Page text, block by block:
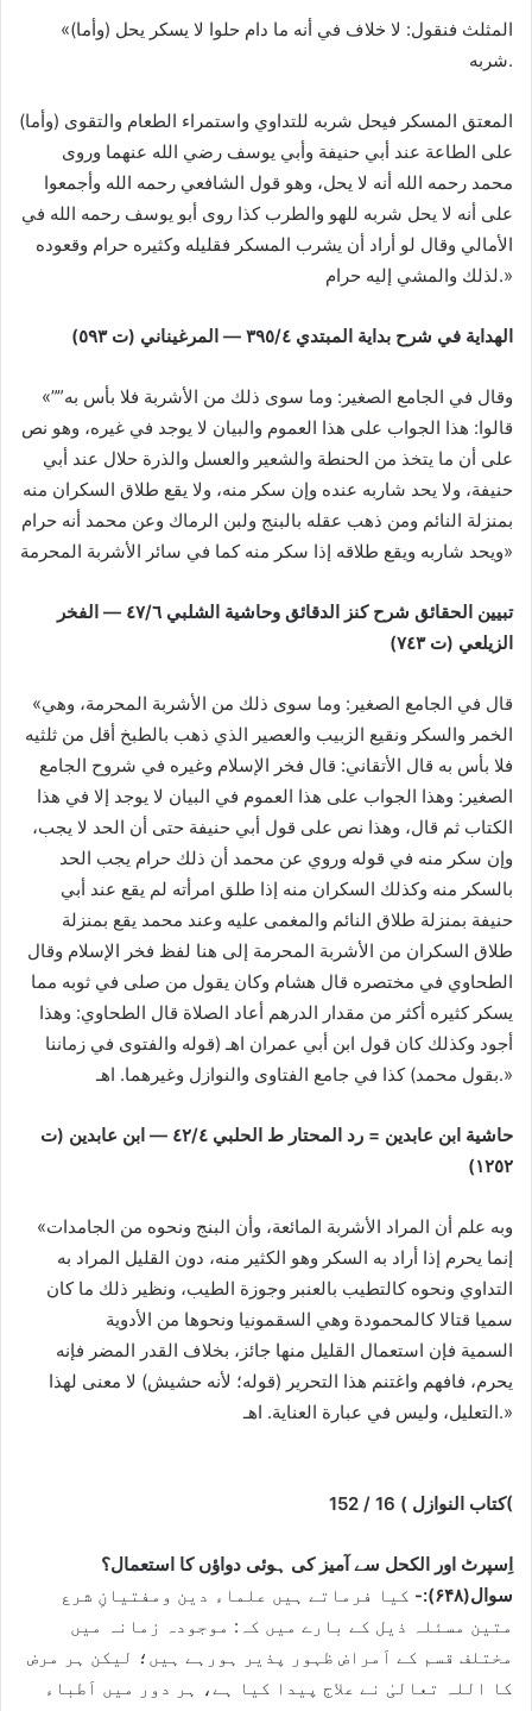
«(وأما) المثلث فنقول: لا خلاف في أنه ما دام حلوا لا يسكر يحل
شربه.
(وأما) المعتق المسكر فيحل شربه للتداوي واستمراء الطعام والتقوى
على الطاعة عند أبي حنيفة وأبي يوسف رضي الله عنهما وروى
محمد رحمه الله أنه لا يحل، وهو قول الشافعي رحمه الله وأجمعوا
على أنه لا يحل شربه للهو والطرب كذا روى أبو يوسف رحمه الله في
الأمالي وقال لو أراد أن يشرب المسكر فقليله وكثيره حرام وقعوده
لذلك والمشي إليه حرام.»
الهداية في شرح بداية المبتدي ٤/‏٣٩٥ — المرغيناني (ت ٥٩٣)
«”وقال في الجامع الصغير: وما سوى ذلك من الأشربة فلا بأس به”
قالوا: هذا الجواب على هذا العموم والبيان لا يوجد في غيره، وهو نص
على أن ما يتخذ من الحنطة والشعير والعسل والذرة حلال عند أبي
حنيفة، ولا يحد شاربه عنده وإن سكر منه، ولا يقع طلاق السكران منه
بمنزلة النائم ومن ذهب عقله بالبنج ولبن الرماك وعن محمد أنه حرام
ويحد شاربه ويقع طلاقه إذا سكر منه كما في سائر الأشربة المحرمة»
تبيين الحقائق شرح كنز الدقائق وحاشية الشلبي ٦/‏٤٧ — الفخر
الزيلعي (ت ٧٤٣)
«قال في الجامع الصغير: وما سوى ذلك من الأشربة المحرمة، وهي
الخمر والسكر ونقيع الزبيب والعصير الذي ذهب بالطبخ أقل من ثلثيه
فلا بأس به قال الأتقاني: قال فخر الإسلام وغيره في شروح الجامع
الصغير: وهذا الجواب على هذا العموم في البيان لا يوجد إلا في هذا
الكتاب ثم قال، وهذا نص على قول أبي حنيفة حتى أن الحد لا يجب،
وإن سكر منه في قوله وروي عن محمد أن ذلك حرام يجب الحد
بالسكر منه وكذلك السكران منه إذا طلق امرأته لم يقع عند أبي
حنيفة بمنزلة طلاق النائم والمغمى عليه وعند محمد يقع بمنزلة
طلاق السكران من الأشربة المحرمة إلى هنا لفظ فخر الإسلام وقال
الطحاوي في مختصره قال هشام وكان يقول من صلى في ثوبه مما
يسكر كثيره أكثر من مقدار الدرهم أعاد الصلاة قال الطحاوي: وهذا
أجود وكذلك كان قول ابن أبي عمران اهـ (قوله والفتوى في زماننا
بقول محمد) كذا في جامع الفتاوى والنوازل وغيرهما. اهـ.»
حاشية ابن عابدين = رد المحتار ط الحلبي ٤/‏٤٢ — ابن عابدين (ت
١٢٥٢)
«وبه علم أن المراد الأشربة المائعة، وأن البنج ونحوه من الجامدات
إنما يحرم إذا أراد به السكر وهو الكثير منه، دون القليل المراد به
التداوي ونحوه كالتطيب بالعنبر وجوزة الطيب، ونظير ذلك ما كان
سميا قتالا كالمحمودة وهي السقمونيا ونحوها من الأدوية
السمية فإن استعمال القليل منها جائز، بخلاف القدر المضر فإنه
يحرم، فافهم واغتنم هذا التحرير (قوله؛ لأنه حشيش) لا معنى لهذا
التعليل، وليس في عبارة العناية. اهـ.»
کتاب النوازل )
/ (
اِسپرٹ اور الکحل سے آمیز کی ہوئی دواؤں کا استعمال؟
سوال(۶۴۸):-
کیا فرماتے ہیں علماء دین ومفتیانِ شرع
متین مسئلہ ذیل کے بارے میں کہ: موجودہ زمانہ میں
مختلف قسم کے اَمراض ظہور پذیر ہورہے ہیں؛ لیکن ہر مرض
کا اللہ تعالیٰ نے علاج پیدا کیا ہے، ہر دور میں اَطباء